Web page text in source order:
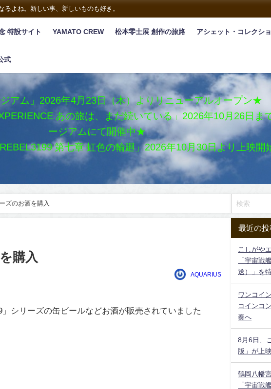
よね。新しい事、新しいものも好き。
特設サイト YAMATO CREW 松本零士展 創作の旅路 アシェット・コレクシ
式
アム」2026年4月23日（木）よりリニューアルオープン★
あの旅は、まだ続いている」2026年10月26日ま
ージアムにて開催中★
第七章 虹色の輪廻」2026年10月30日より上映
ズのお酒を購入
購入
AQUARIUS
シリーズの缶ビールなどお酒が販売されていました
最近の投
こしがや
「宇宙戦
送）」を
ワンコイ
コインコ
奏へ
8月6日、
版」が上
鶴岡八幡
「宇宙戦